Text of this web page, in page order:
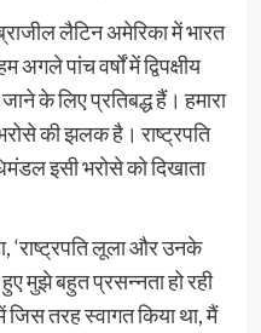
लैटिन अमेरिका में भारत
अगले पांच वर्षों में द्विपक्षीय
के लिए प्रतिबद्ध हैं। हमारा
की झलक है। राष्ट्रपति
इसी भरोसे को दिखाता
‘राष्ट्रपति लूला और उनके
मुझे बहुत प्रसन्नता हो रही
तरह स्वागत किया था, मैं